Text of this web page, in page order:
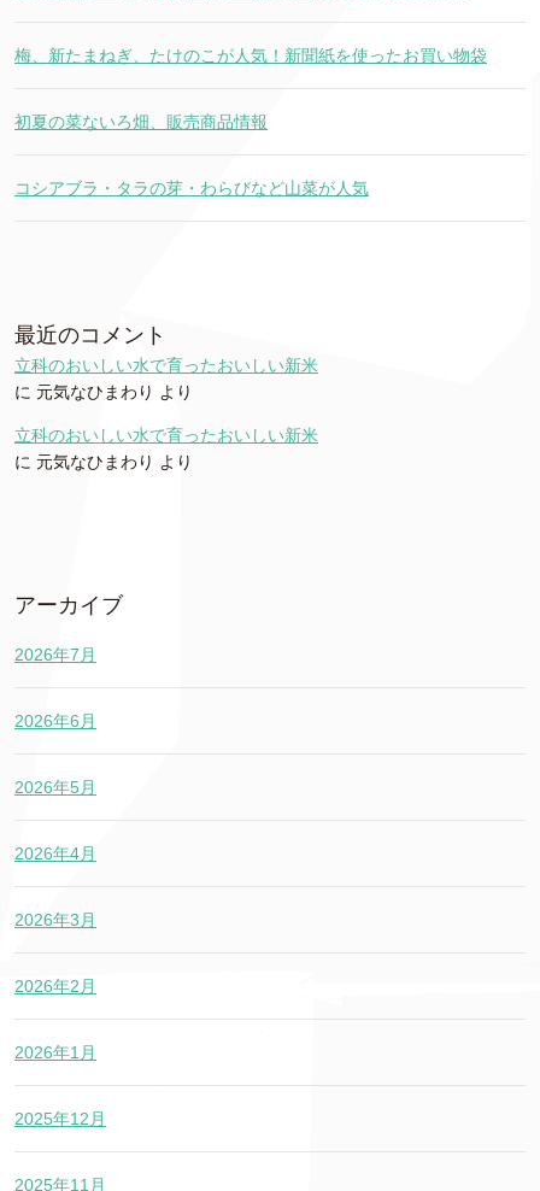
梅、新たまねぎ、たけのこが人気！新聞紙を使ったお買い物袋
初夏の菜ないろ畑、販売商品情報
コシアブラ・タラの芽・わらびなど山菜が人気
最近のコメント
立科のおいしい水で育ったおいしい新米
に 元気なひまわり より
立科のおいしい水で育ったおいしい新米
に 元気なひまわり より
アーカイブ
2026年7月
2026年6月
2026年5月
2026年4月
2026年3月
2026年2月
2026年1月
2025年12月
2025年11月